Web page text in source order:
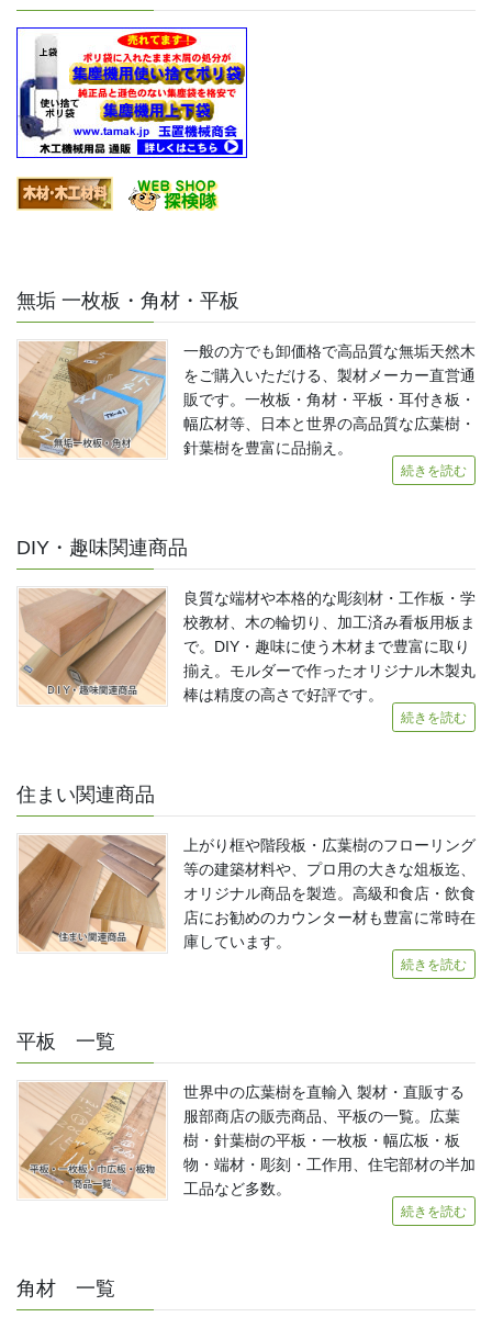
無垢 一枚板・角材・平板
一般の方でも卸価格で高品質な無垢天然木
をご購入いただける、製材メーカー直営通
販です。一枚板・角材・平板・耳付き板・
幅広材等、日本と世界の高品質な広葉樹・
針葉樹を豊富に品揃え。
続きを読む
DIY・趣味関連商品
良質な端材や本格的な彫刻材・工作板・学
校教材、木の輪切り、加工済み看板用板ま
で。DIY・趣味に使う木材まで豊富に取り
揃え。モルダーで作ったオリジナル木製丸
棒は精度の高さで好評です。
続きを読む
住まい関連商品
上がり框や階段板・広葉樹のフローリング
等の建築材料や、プロ用の大きな俎板迄、
オリジナル商品を製造。高級和食店・飲食
店にお勧めのカウンター材も豊富に常時在
庫しています。
続きを読む
平板 一覧
世界中の広葉樹を直輸入 製材・直販する
服部商店の販売商品、平板の一覧。広葉
樹・針葉樹の平板・一枚板・幅広板・板
物・端材・彫刻・工作用、住宅部材の半加
工品など多数。
続きを読む
角材 一覧